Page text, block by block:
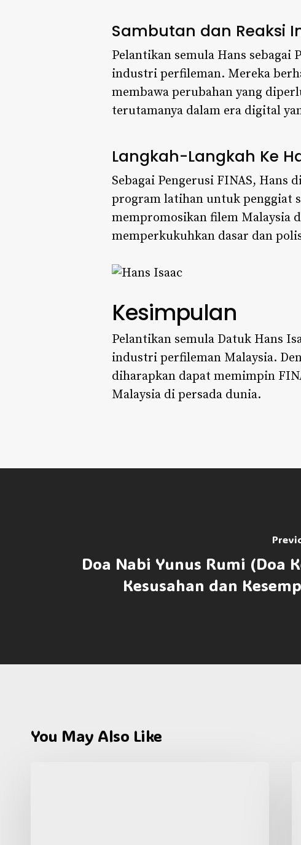
Sambutan dan Reaksi
Pelantikan semula Hans
industri perfileman. Mereka
membawa perubahan yang
terutamanya dalam era digital
Langkah-Langkah Ke
Sebagai Pengerusi FINAS,
program latihan untuk penggiat
mempromosikan filem Malaysia
memperkukuhkan dasar dan
Kesimpulan
Pelantikan semula Datuk Hans
industri perfileman Malaysia.
diharapkan dapat memimpin
Malaysia di persada dunia.
Doa Nabi Yunus Rumi (Doa
Kesusahan dan
You May Also Like